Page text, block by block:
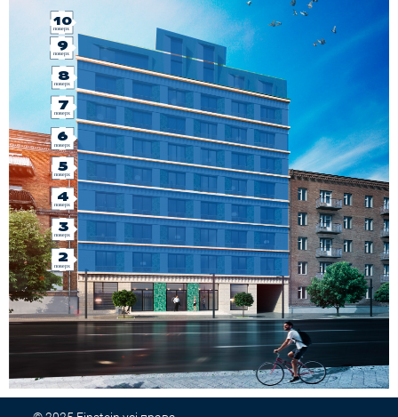
4
поверх
5
поверх
6
поверх
7
поверх
3
поверх
2
поверх
8
поверх
9
поверх
10
поверх